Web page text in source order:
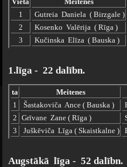
1
Gutreia Daniela ( Birzgale )
2
Kosenko Valērija ( Rīga )
3
Kučinska Elīza ( Bauska )
1.līga - 22 dalībn.
ta
Meitenes
1
Šastakoviča Ance ( Bauska )
2 Grīvane Zane ( Rīga )
3
Juškēviča Līga ( Skaistkalne )
Augstākā līga - 52 dalībn.